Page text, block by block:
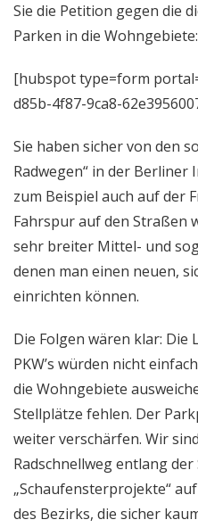
Sie die Petition gegen die
Parken in die Wohngebiete:
[hubspot type=form
d85b-4f87-9ca8-
Sie haben sicher von den
Radwegen“ in der
zum Beispiel auch auf der
Fahrspur auf den Straßen
sehr breiter Mittel- und
denen man einen neuen,
einrichten können.
Die Folgen wären klar: Die
PKW’s würden nicht
die Wohngebiete
Stellplätze fehlen. Der
weiter verschärfen. Wir
Radschnellweg entlang
„Schaufensterprojekte“
des Bezirks, die sicher